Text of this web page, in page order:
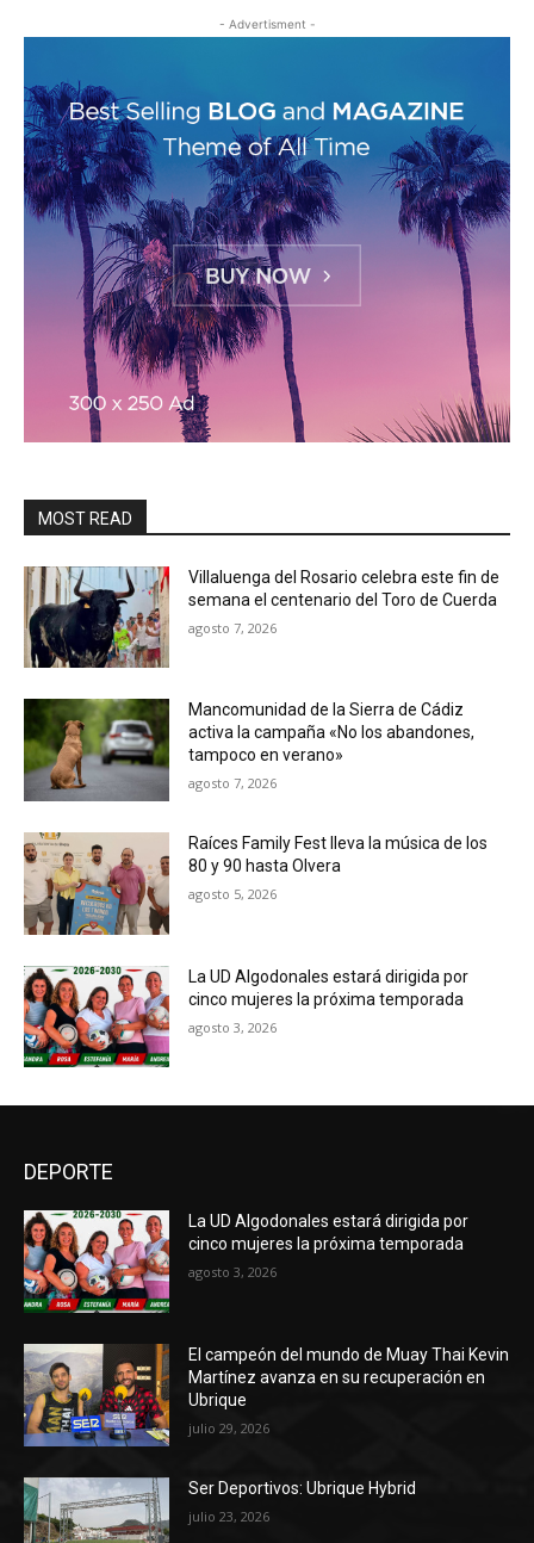
- Advertisment -
MOST READ
Villaluenga del Rosario celebra este fin de
semana el centenario del Toro de Cuerda
agosto 7, 2026
Mancomunidad de la Sierra de Cádiz
activa la campaña «No los abandones,
tampoco en verano»
agosto 7, 2026
Raíces Family Fest lleva la música de los
80 y 90 hasta Olvera
agosto 5, 2026
La UD Algodonales estará dirigida por
cinco mujeres la próxima temporada
agosto 3, 2026
DEPORTE
La UD Algodonales estará dirigida por
cinco mujeres la próxima temporada
agosto 3, 2026
El campeón del mundo de Muay Thai Kevin
Martínez avanza en su recuperación en
Ubrique
julio 29, 2026
Ser Deportivos: Ubrique Hybrid
julio 23, 2026